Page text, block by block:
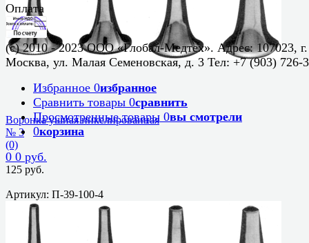
избранное сравнить
Воронка ушная никелированная
№ 3
(0)
125 руб.
Артикул: П-39-100-4
Оплата
(c) 2010 - 2023 ООО «Глобал-Медтех». Адрес: 107023, г.
Москва, ул. Малая Семеновская, д. 3 Тел: +7 (903) 726-
Избранное 0избранное
Сравнить товары 0сравнить
Просмотренные товары 0вы смотрели
0корзина
0 0 руб.